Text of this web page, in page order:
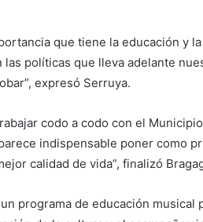
que tiene la educación y
políticas que lleva adelante
expresó Serruya.
codo a codo con el
indispensable poner como
calidad de vida”, finalizó
programa de educación musical